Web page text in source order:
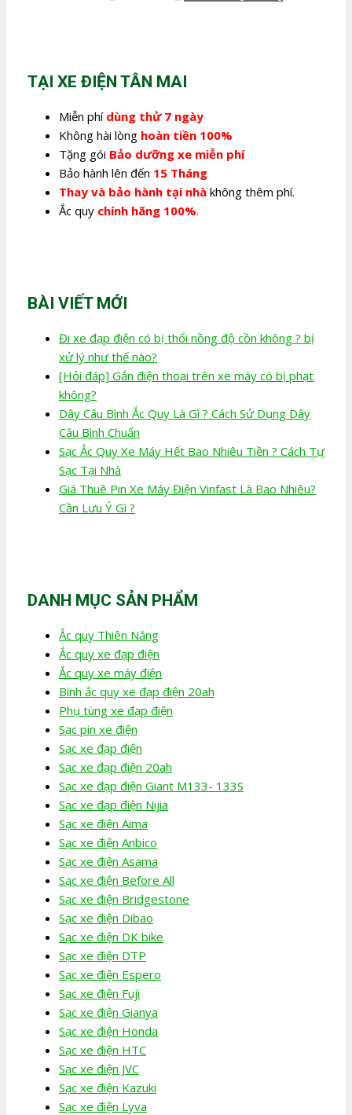
TẠI XE ĐIỆN TÂN MAI
Miễn phí dùng thử 7 ngày
Không hài lòng hoàn tiền 100%
Tặng gói Bảo dưỡng xe miễn phí
Bảo hành lên đến 15 Tháng
Thay và bảo hành tại nhà không thêm phí.
Ắc quy chính hãng 100%.
BÀI VIẾT MỚI
Đi xe đạp điện có bị thổi nồng độ cồn không ? bị
xử lý như thế nào?
[Hỏi đáp] Gắn điện thoại trên xe máy có bị phạt
không?
Dây Câu Bình Ắc Quy Là Gì ? Cách Sử Dụng Dây
Câu Bình Chuẩn
Sạc Ắc Quy Xe Máy Hết Bao Nhiêu Tiền ? Cách Tự
Sạc Tại Nhà
Giá Thuê Pin Xe Máy Điện Vinfast Là Bao Nhiêu?
Cần Lưu Ý Gì ?
DANH MỤC SẢN PHẨM
Ắc quy Thiên Năng
Ắc quy xe đạp điện
Ắc quy xe máy điện
Bình ắc quy xe đạp điện 20ah
Phụ tùng xe đạp điện
Sạc pin xe điện
Sạc xe đạp điện
Sạc xe đạp điện 20ah
Sạc xe đạp điện Giant M133- 133S
Sạc xe đạp điện Nijia
Sạc xe điện Aima
Sạc xe điện Anbico
Sạc xe điện Asama
Sạc xe điện Before All
Sạc xe điện Bridgestone
Sạc xe điện Dibao
Sạc xe điện DK bike
Sạc xe điện DTP
Sạc xe điện Espero
Sạc xe điện Fuji
Sạc xe điện Gianya
Sạc xe điện Honda
Sạc xe điện HTC
Sạc xe điện JVC
Sạc xe điện Kazuki
Sạc xe điện Lyva